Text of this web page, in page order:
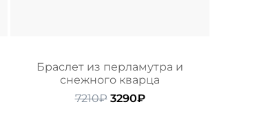
Браслет из перламутра и
снежного кварца
7210₽ Первоначальная
3290₽Текущая